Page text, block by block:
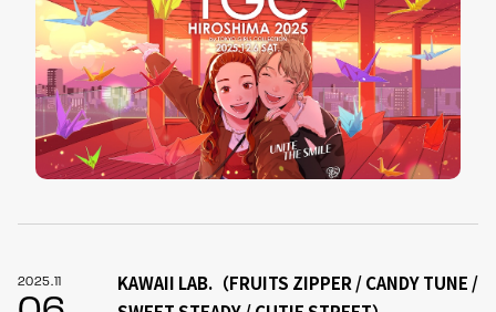
2025.11
KAWAII LAB.（FRUITS ZIPPER / CANDY TUNE /